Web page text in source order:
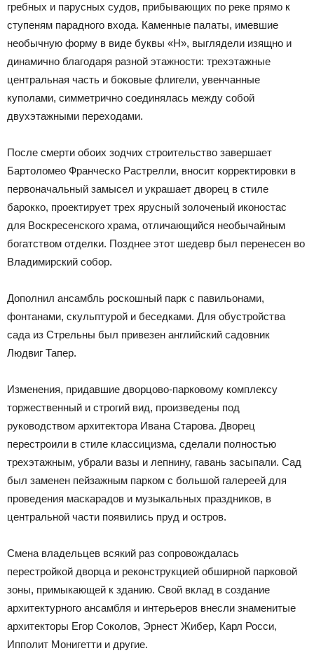
гребных и парусных судов, прибывающих по реке прямо к
ступеням парадного входа. Каменные палаты, имевшие
необычную форму в виде буквы «Н», выглядели изящно и
динамично благодаря разной этажности: трехэтажные
центральная часть и боковые флигели, увенчанные
куполами, симметрично соединялась между собой
двухэтажными переходами.
После смерти обоих зодчих строительство завершает
Бартоломео Франческо Растрелли, вносит корректировки в
первоначальный замысел и украшает дворец в стиле
барокко, проектирует трех ярусный золоченый иконостас
для Воскресенского храма, отличающийся необычайным
богатством отделки. Позднее этот шедевр был перенесен во
Владимирский собор.
Дополнил ансамбль роскошный парк с павильонами,
фонтанами, скульптурой и беседками. Для обустройства
сада из Стрельны был привезен английский садовник
Людвиг Тапер.
Изменения, придавшие дворцово-парковому комплексу
торжественный и строгий вид, произведены под
руководством архитектора Ивана Старова. Дворец
перестроили в стиле классицизма, сделали полностью
трехэтажным, убрали вазы и лепнину, гавань засыпали. Сад
был заменен пейзажным парком с большой галереей для
проведения маскарадов и музыкальных праздников, в
центральной части появились пруд и остров.
Смена владельцев всякий раз сопровождалась
перестройкой дворца и реконструкцией обширной парковой
зоны, примыкающей к зданию. Свой вклад в создание
архитектурного ансамбля и интерьеров внесли знаменитые
архитекторы Егор Соколов, Эрнест Жибер, Карл Росси,
Ипполит Монигетти и другие.